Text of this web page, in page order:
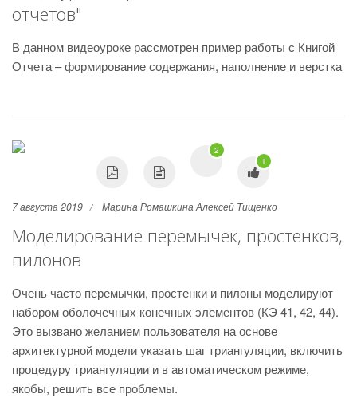
отчетов"
В данном видеоуроке рассмотрен пример работы с Книгой
Отчета – формирование содержания, наполнение и верстка
2
1
7 августа 2019 Марина Ромашкина Алексей Тищенко
Моделирование перемычек, простенков,
пилонов
Очень часто перемычки, простенки и пилоны моделируют
набором оболочечных конечных элементов (КЭ 41, 42, 44).
Это вызвано желанием пользователя на основе
архитектурной модели указать шаг триангуляции, включить
процедуру триангуляции и в автоматическом режиме,
якобы, решить все проблемы.